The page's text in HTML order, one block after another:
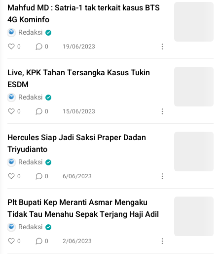
Mahfud MD : Satria-1 tak terkait kasus BTS
4G Kominfo
Redaksi
0 0 19/06/2023
Live, KPK Tahan Tersangka Kasus Tukin
ESDM
Redaksi
0 0 15/06/2023
Hercules Siap Jadi Saksi Praper Dadan
Triyudianto
Redaksi
0 0 6/06/2023
Plt Bupati Kep Meranti Asmar Mengaku
Tidak Tau Menahu Sepak Terjang Haji Adil
Redaksi
0 0 2/06/2023